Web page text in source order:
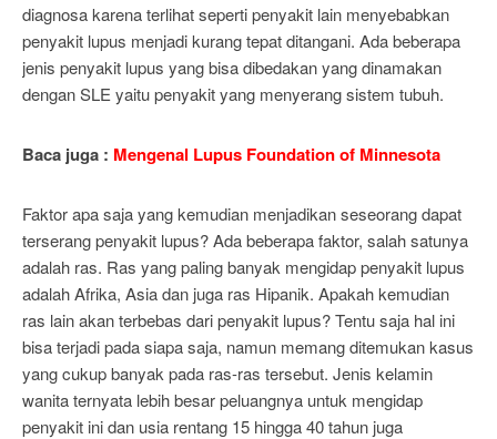
diagnosa karena terlihat seperti penyakit lain menyebabkan
penyakit lupus menjadi kurang tepat ditangani. Ada beberapa
jenis penyakit lupus yang bisa dibedakan yang dinamakan
dengan SLE yaitu penyakit yang menyerang sistem tubuh.
Baca juga : Mengenal Lupus Foundation of Minnesota
Faktor apa saja yang kemudian menjadikan seseorang dapat
terserang penyakit lupus? Ada beberapa faktor, salah satunya
adalah ras. Ras yang paling banyak mengidap penyakit lupus
adalah Afrika, Asia dan juga ras Hipanik. Apakah kemudian
ras lain akan terbebas dari penyakit lupus? Tentu saja hal ini
bisa terjadi pada siapa saja, namun memang ditemukan kasus
yang cukup banyak pada ras-ras tersebut. Jenis kelamin
wanita ternyata lebih besar peluangnya untuk mengidap
penyakit ini dan usia rentang 15 hingga 40 tahun juga